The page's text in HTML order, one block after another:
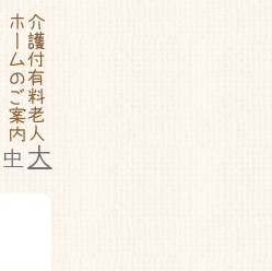
中 大